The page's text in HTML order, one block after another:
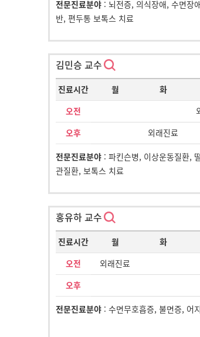
전문진료분야 : 뇌전증, 의식장애, 수면장
반, 편두통 보톡스 치료
김민승 교수
진료시간 월 화
오전
오후 외래진료
전문진료분야 : 파킨슨병, 이상운동질환,
관질환, 보톡스 치료
홍유하 교수
진료시간 월 화
오전 외래진료
오후
전문진료분야 : 수면무호흡증, 불면증, 어